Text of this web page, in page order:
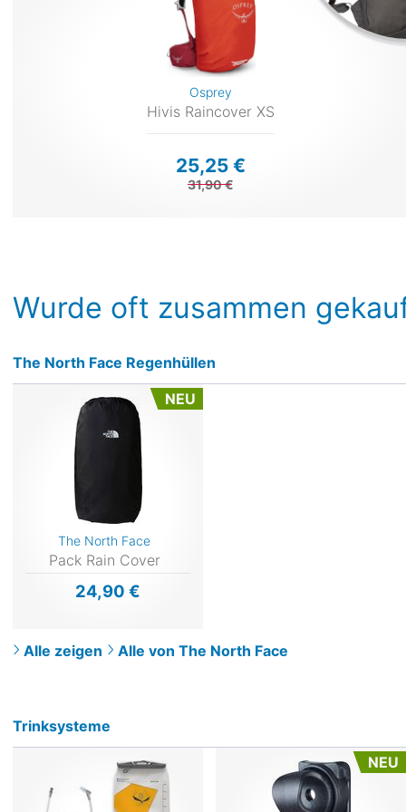
Osprey
Hivis Raincover XS
25,25 €
31,90 €
Wurde oft zusammen
The North Face Regenhüllen
NEU
The North Face
Pack Rain Cover
24,90 €
Alle zeigen Alle von The North Face
Trinksysteme
NEU